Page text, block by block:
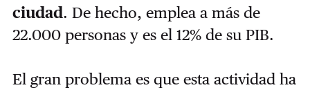
ciudad. De hecho, emplea a más de
22.000 personas y es el 12% de su PIB.
El gran problema es que esta actividad ha